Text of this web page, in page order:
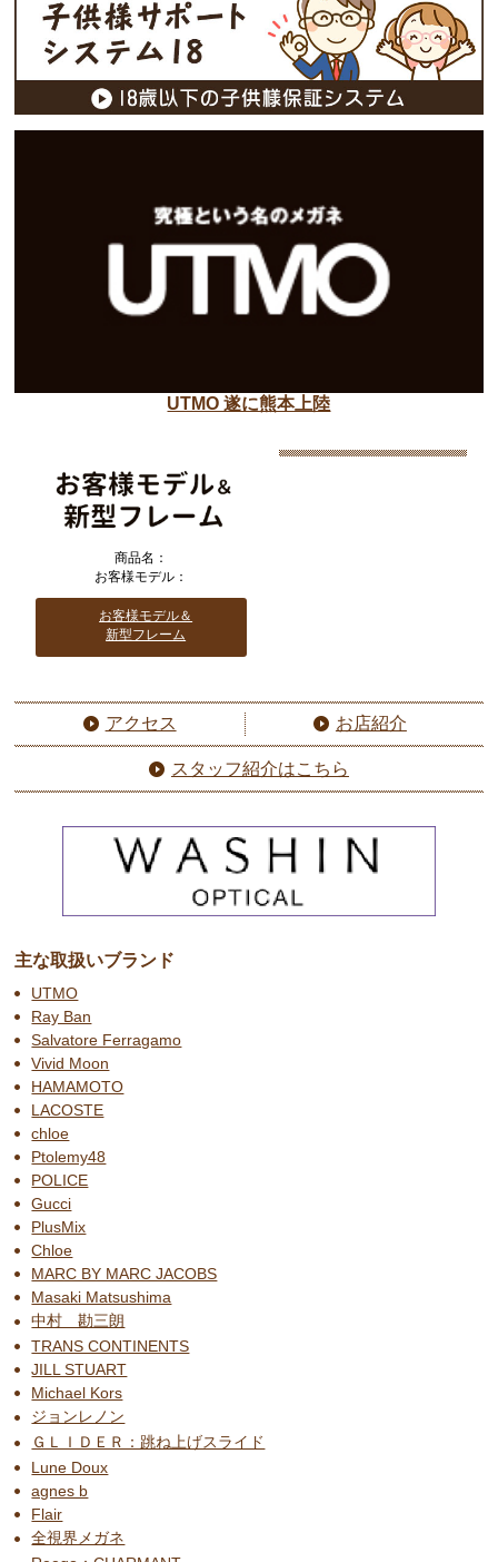
UTMO 遂に熊本上陸
商品名：
お客様モデル：
お客様モデル＆
新型フレーム
アクセス お店紹介
スタッフ紹介はこちら
主な取扱いブランド
UTMO
Ray Ban
Salvatore Ferragamo
Vivid Moon
HAMAMOTO
LACOSTE
chloe
Ptolemy48
POLICE
Gucci
PlusMix
Chloe
MARC BY MARC JACOBS
Masaki Matsushima
中村 勘三朗
TRANS CONTINENTS
JILL STUART
Michael Kors
ジョンレノン
ＧＬＩＤＥＲ：跳ね上げスライド
Lune Doux
agnes b
Flair
全視界メガネ